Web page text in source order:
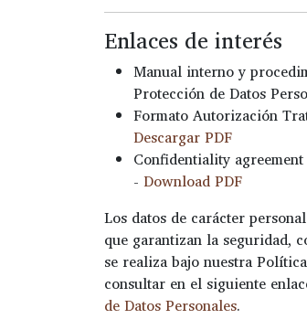
Enlaces de interés
Manual interno y
Protección de Datos
Formato Autorización
Descargar PDF
Confidentiality
- Download PDF
Los datos de carácter
que garantizan la seguridad,
se realiza bajo nuestra
consultar en el siguiente
de Datos Personales.